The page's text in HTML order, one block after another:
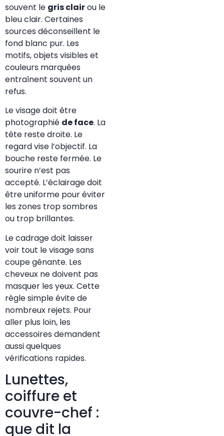
souvent le gris clairou le
bleu clair. Certaines
sources déconseillent le
fond blanc pur. Les
motifs, objets visibles et
couleurs marquées
entraînent souvent un
refus.
Le visage doit être
photographié de face. La
tête reste droite. Le
regard vise l’objectif. La
bouche reste fermée. Le
sourire n’est pas
accepté. L’éclairage doit
être uniforme pour éviter
les zones trop sombres
ou trop brillantes.
Le cadrage doit laisser
voir tout le visage sans
coupe gênante. Les
cheveux ne doivent pas
masquer les yeux. Cette
règle simple évite de
nombreux rejets. Pour
aller plus loin, les
accessoires demandent
aussi quelques
vérifications rapides.
Lunettes,
coiffure et
couvre-chef :
que dit la